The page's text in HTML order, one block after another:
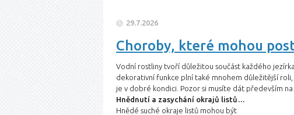
29.7.2026
Choroby, které mohou
Vodní rostliny tvoří důležitou součást každého
dekorativní funkce plní také mnohem důležitější
je v dobré kondici. Pozor si musíte dát především
Hnědnutí a zasychání okrajů listů…
Hnědé suché okraje listů mohou být